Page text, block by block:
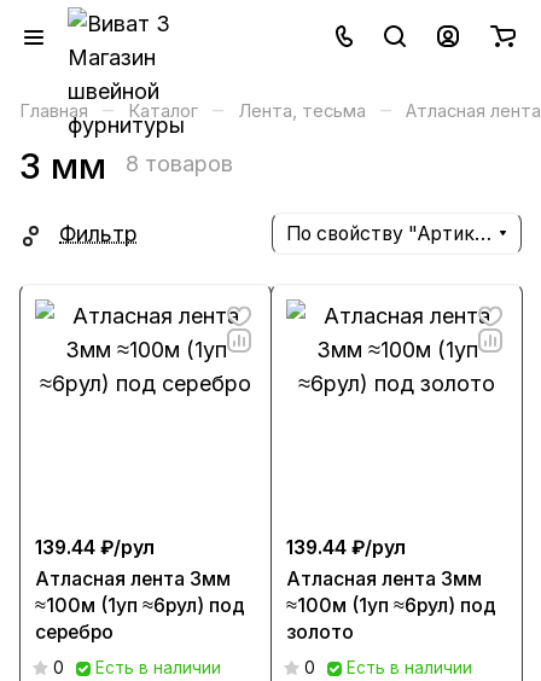
Главная – Каталог – Лента, тесьма – Атласная лента
3 мм 8 товаров
Фильтр По свойству "Артикул" (убывание)
139.44 ₽/рул
Атласная лента 3мм
≈100м (1уп ≈6рул) под
серебро
0 Есть в наличии
139.44 ₽/рул
Атласная лента 3мм
≈100м (1уп ≈6рул) под
золото
0 Есть в наличии